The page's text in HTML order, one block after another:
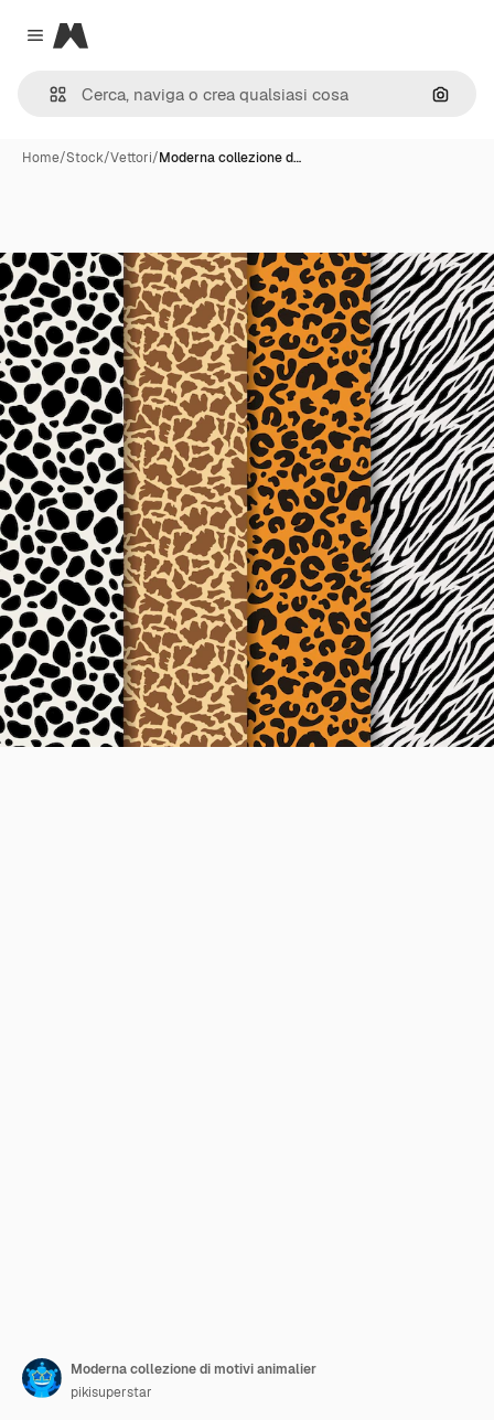
Close menu
Magnific
Cerca
Home/Stock/Vettori/Moderna collezione d…
Moderna collezione di motivi animalier
pikisuperstar